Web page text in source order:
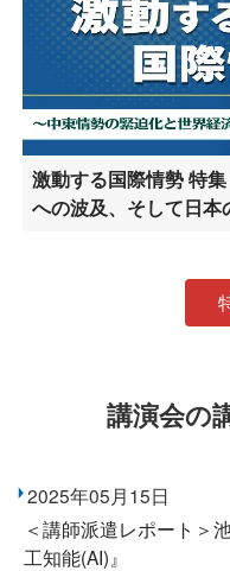
激動する国際情勢 特
への波及、そして日本
講演会の
2025年05月15日
＜講師派遣レポート＞
工知能(AI)』